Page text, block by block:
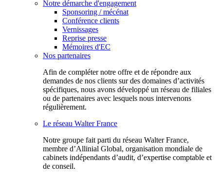
Notre démarche d'engagement
Sponsoring / mécénat
Conférence clients
Vernissages
Reprise presse
Mémoires d'EC
Nos partenaires
Afin de compléter notre offre et de répondre aux
demandes de nos clients sur des domaines d’activités
spécifiques, nous avons développé un réseau de filiales
ou de partenaires avec lesquels nous intervenons
régulièrement.
Le réseau Walter France
Notr​e groupe fait parti du réseau Walter France,
membre d’Allinial Global, organisation mondiale de
cabinets indépendants d’audit, d’expertise comptable et
de conseil.